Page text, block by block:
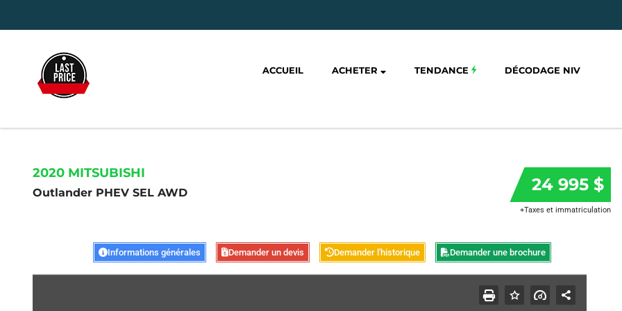
ACCUEIL ACHETER TENDANCE DÉCODAGE NIV
2020 MITSUBISHI
Outlander PHEV SEL AWD 24 995 $
+Taxes et immatriculation
Informations générales Demander un devis Demander l'historique Demander une brochure